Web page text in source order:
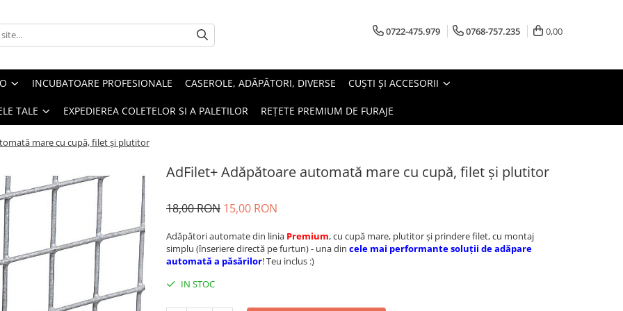
0722-475.979 0768-757.235 0,00
INCUBATOARE PROFESIONALE CASEROLE, ADĂPĂTORI, DIVERSE CUŞTI ŞI ACCESORII
TALE EXPEDIEREA COLETELOR SI A PALETILOR REȚETE PREMIUM DE FURAJE
mare cu cupă, filet şi plutitor
AdFilet+ Adăpătoare automată mare cu cupă, filet şi plutitor
18,00 RON 15,00 RON
Adăpători automate din linia Premium, cu cupă mare, plutitor şi prindere filet, cu montaj
simplu (înseriere directă pe furtun) - una din cele mai performante soluţii de adăpare
automată a păsărilor! Teu inclus :)
IN STOC